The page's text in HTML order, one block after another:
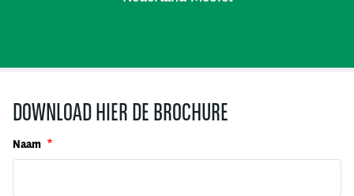
DOWNLOAD HIER DE BROCHURE
Naam